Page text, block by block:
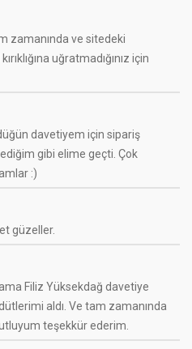
zamanında ve sitedeki
uğratmadığınız için
davetiyem için sipariş
gibi elime geçti. Çok
:)
güzeller.
Filiz Yüksekdağ davetiye
aldı. Ve tam zamanında
teşekkür ederim.